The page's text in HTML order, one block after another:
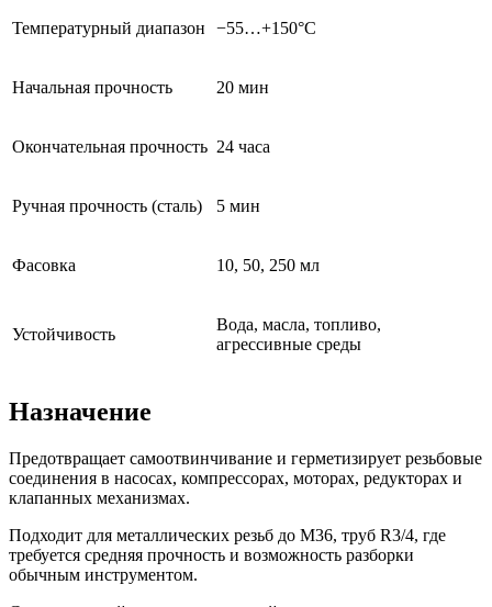
Температурный диапазон −55…+150°C
Начальная прочность 20 мин
Окончательная прочность 24 часа
Ручная прочность (сталь) 5 мин
Фасовка 10, 50, 250 мл
Устойчивость
Вода, масла, топливо,
агрессивные среды
Назначение
Предотвращает самоотвинчивание и герметизирует резьбовые
соединения в насосах, компрессорах, моторах, редукторах и
клапанных механизмах.
Подходит для металлических резьб до M36, труб R3/4, где
требуется средняя прочность и возможность разборки
обычным инструментом.